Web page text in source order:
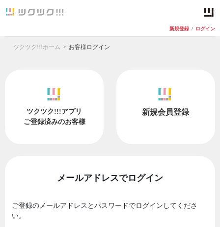
新規登録 / ログイン
ツクツク!!!ホーム お客様ログイン
ツクツク!!!アプリ
ご登録済みのお客様
新規会員登録
メールアドレスでログイン
ご登録のメールアドレスとパスワードでログインしてくださ
い。